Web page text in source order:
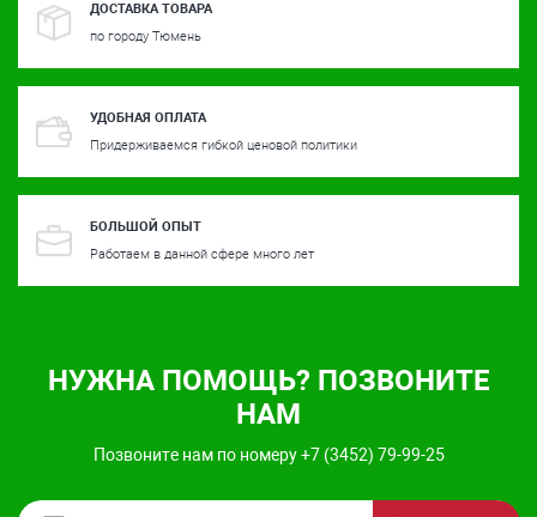
ДОСТАВКА ТОВАРА
по городу Тюмень
УДОБНАЯ ОПЛАТА
Придерживаемся гибкой ценовой политики
БОЛЬШОЙ ОПЫТ
Работаем в данной сфере много лет
НУЖНА ПОМОЩЬ? ПОЗВОНИТЕ
НАМ
Позвоните нам по номеру +7 (3452) 79-99-25